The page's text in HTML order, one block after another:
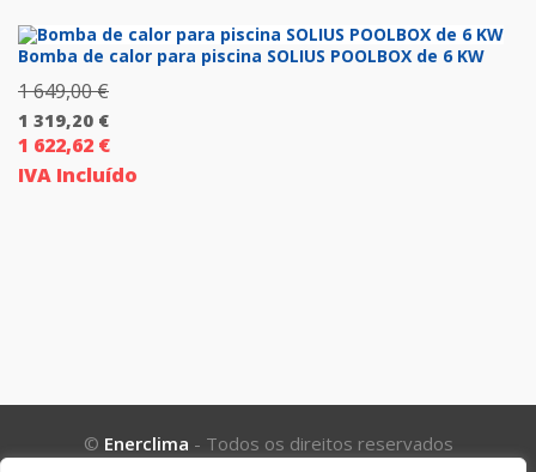
3
990,00 €.
atual
é:
3
192,00 €.
Bomba de calor para piscina SOLIUS POOLBOX de 6 KW
1 649,00€O
preço
original
1 319,20 €
O
preço
1 622,62 €
IVA Incluído
© Enerclima - Todos os direitos reservados